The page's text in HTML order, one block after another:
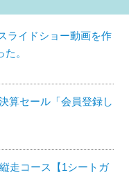
ライドショー動画を作
。
算セール「会員登録し
走コース【1シートガ